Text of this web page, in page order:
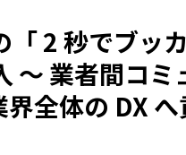
「 2 秒でブッ
〜 業者間コ
全体の DX